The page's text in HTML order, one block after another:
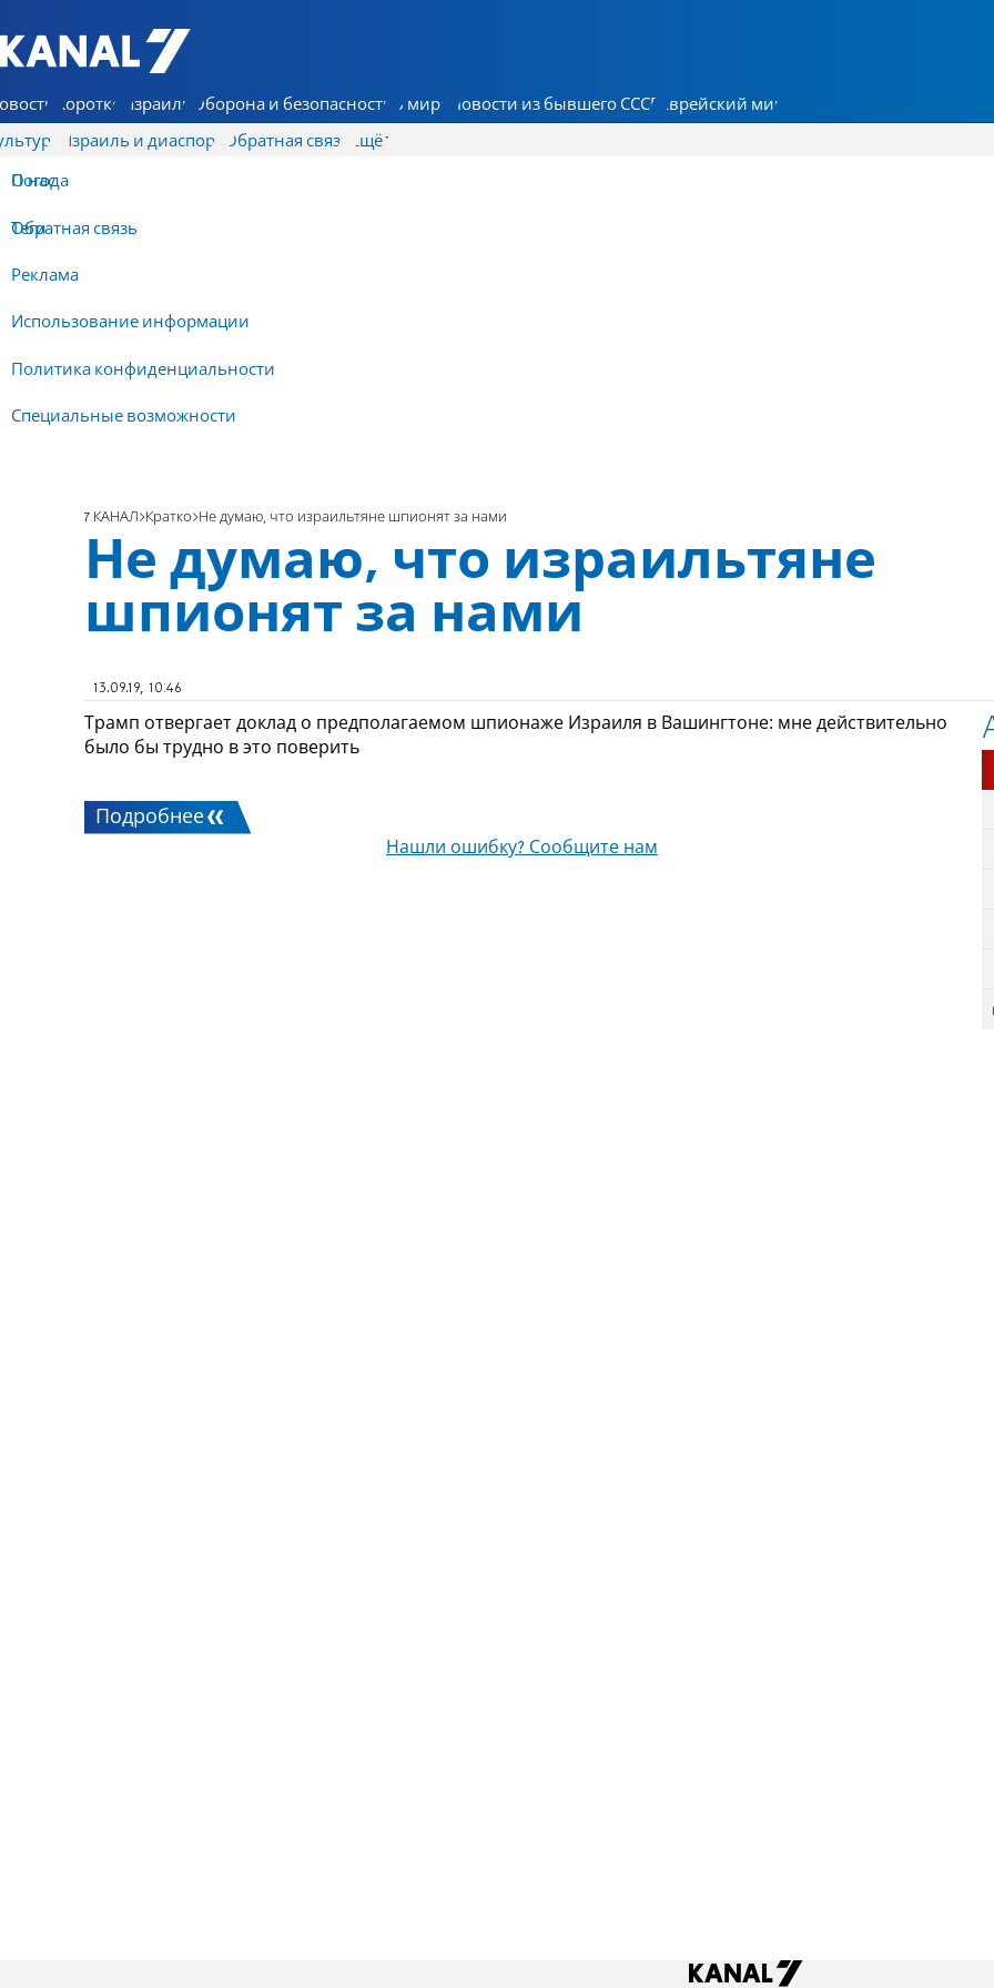
7 КАНАЛ - Аруц Шева
Коротко Израиль Оборона и безопасность В мире Новости из бывшего СССР Еврейский мир
Израиль и диаспора Обратная связь
О нас
Обратная связь
Реклама
Использование информации
Политика конфиденциальности
Специальные возможности
Ещё
Погода
Теги
7 КАНАЛ Кратко Не думаю, что израильтяне шпионят за нами
Не думаю, что израильтяне
шпионят за нами
13.09.19, 10:46
Трамп отвергает доклад о предполагаемом шпионаже Израиля в Вашингтоне: мне действительно
было бы трудно в это поверить
Подробнее
Нашли ошибку? Сообщите нам